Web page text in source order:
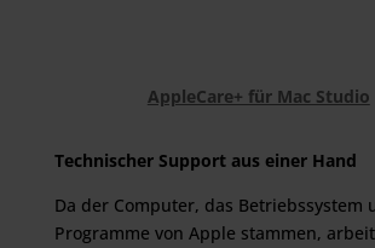
AppleCare+ für Mac Studio
Technischer Support aus einer Hand
Da der Computer, das Betriebssystem
Programme von Apple stammen,